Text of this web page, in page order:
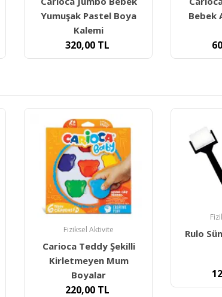
Bebek Ahşap Gövdeli
Boya
600,00TL
Kase
Fiziksel Aktivite
Rulo Sünger Fırça - 3'lü
Set
120,00TL
Carioca